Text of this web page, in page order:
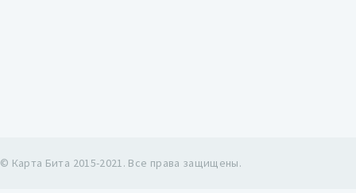
© Карта Бита 2015-2021. Все права защищены.